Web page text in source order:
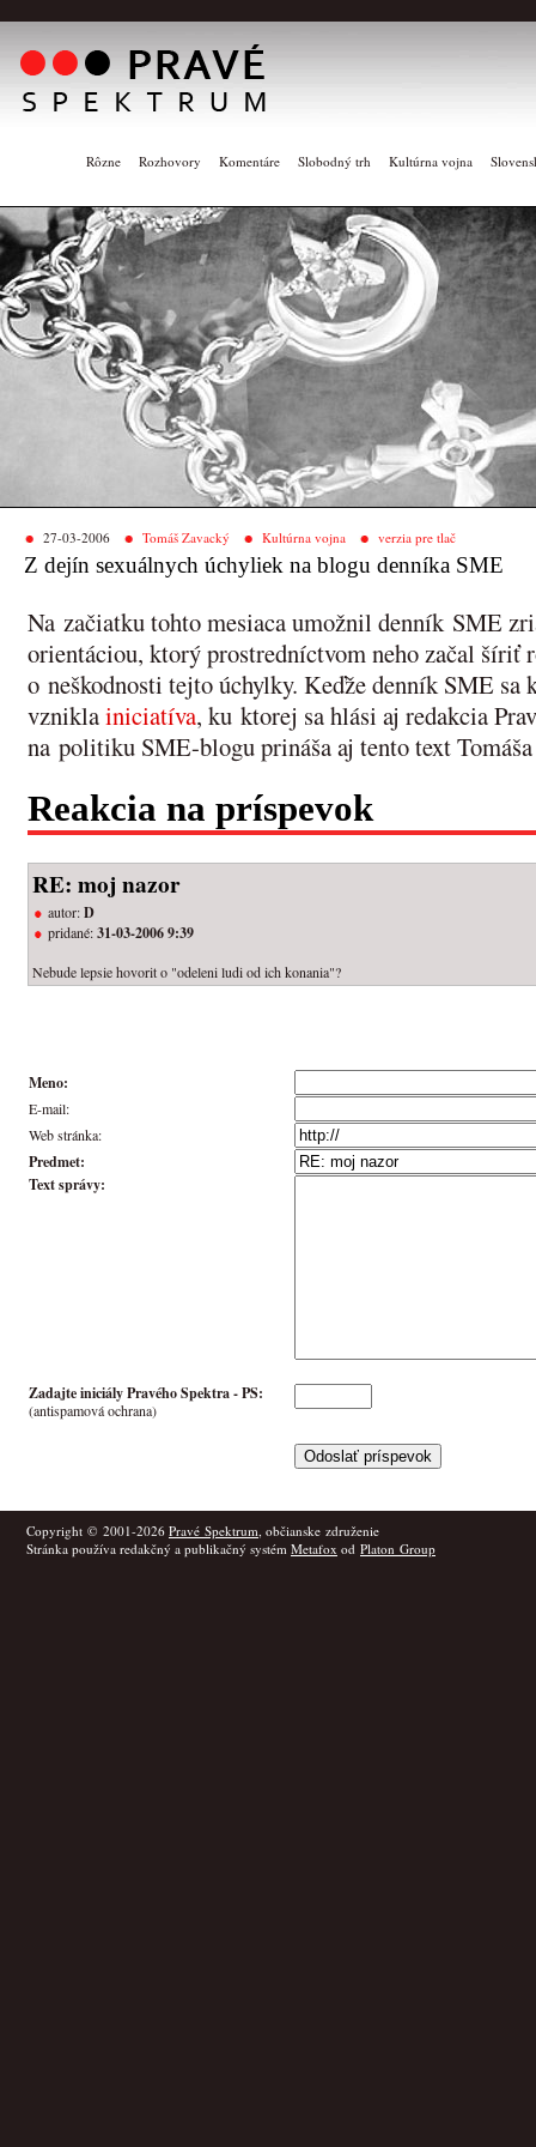
Rôzne Rozhovory Komentáre Slobodný trh Kultúrna vojna
27-03-2006 Tomáš Zavacký Kultúrna vojna verzia pre tlač
Z dejín sexuálnych úchyliek na blogu denníka SME
Na začiatku tohto mesiaca umožnil denník SME
orientáciou, ktorý prostredníctvom neho začal šíriť
o neškodnosti tejto úchylky. Keďže denník SME
vzniklainiciatíva, ku ktorej sa hlási aj redakcia
na politiku SME-blogu prináša aj tento text
Reakcia na príspevok
RE: moj nazor
autor:D
pridané:31-03-2006 9:39
Nebude lepsie hovorit o "odeleni ludi od ich konania"?
Meno:
E-mail:
Web stránka:
Predmet:
Text správy:
Zadajte iniciály Pravého Spektra -PS:
(antispamová ochrana)
Copyright © 2001-2026 Pravé Spektrum, občianske združenie
Stránka používa redakčný a publikačný systém Metafox od Platon Group